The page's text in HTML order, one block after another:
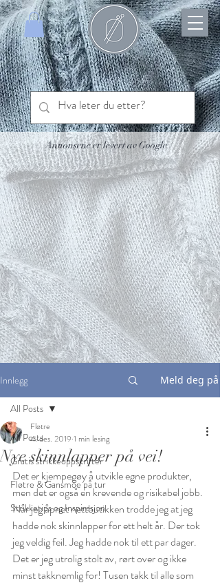
Annonsene er levert av Google
Innlegg Meld deg på
All Posts
Gratis strikkeoppskrifter
Fløtre & Gansmoe på tur
Strikketips og Inspirasjon
All Posts
Nye skinnlapper på vei!
Fløtre
4. des. 2019 1 min lesing
Det er kjempegøy å utvikle egne produkter,
men det er også en krevende og risikabel jobb.
Når jeg åpnet nettbutikken trodde jeg at jeg
hadde nok skinnlapper for ett helt år. Der tok
jeg veldig feil. Jeg hadde nok til ett par dager.
Det er jeg utrolig stolt av, rørt over og ikke
minst takknemlig for! Tusen takk til alle som